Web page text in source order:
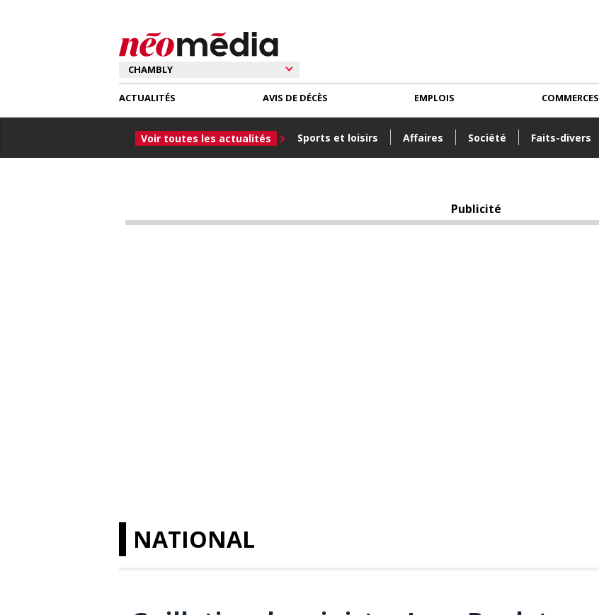
ACTUALITÉS
Voir toutes les actualités Sports et loisirs Affaires Société Faits-divers
AVIS DE DÉCÈS EMPLOIS COMMERCES
Publicité
NATIONAL